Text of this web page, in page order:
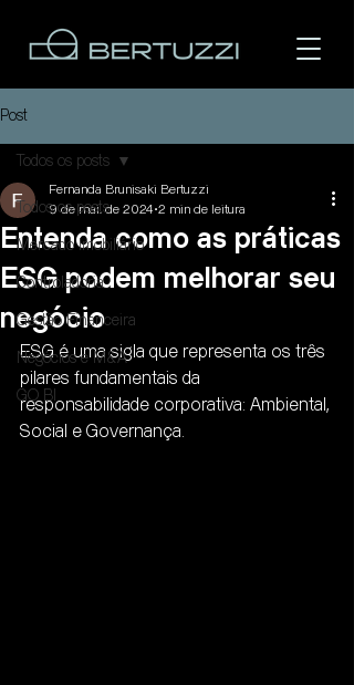
Área do cliente
Post
Todos os posts
Mercado Imobiliário
Controladoria
Gestão Financeira
Negócios e M&A
GO BI
Todos os posts
Entenda como as práticas
ESG podem melhorar seu
negócio
Fernanda Brunisaki Bertuzzi
9 de mai. de 2024 2 min de leitura
ESG é uma sigla que representa os três
pilares fundamentais da
responsabilidade corporativa: Ambiental,
Social e Governança.